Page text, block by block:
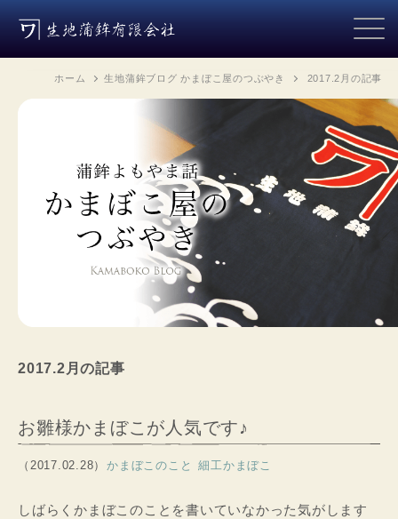
ホーム 生地蒲鉾ブログ かまぼこ屋のつぶやき 2017.2月 の記事
2017.2月の記事
お雛様かまぼこが人気です♪
（2017.02.28） かまぼこのこと 細工かまぼこ
しばらくかまぼこのことを書いていなかった気がします